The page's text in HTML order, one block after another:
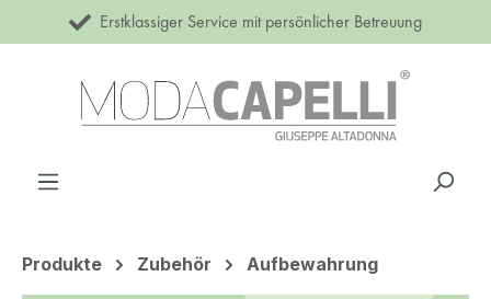
Zum Hauptinhalt springen
Erstklassiger Service mit persönlicher Betreuung
Produkte Zubehör Aufbewahrung